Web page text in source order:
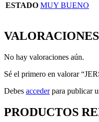
ESTADO MUY BUENO
VALORACIONES
No hay valoraciones aún.
Sé el primero en valorar
Debes accederpara publicar
PRODUCTOS